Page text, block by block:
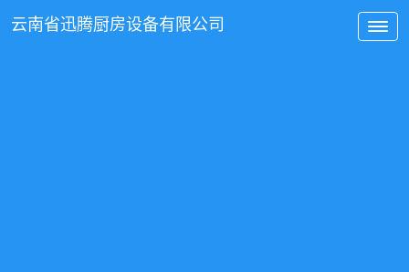
云南省迅腾厨房设备有限公司